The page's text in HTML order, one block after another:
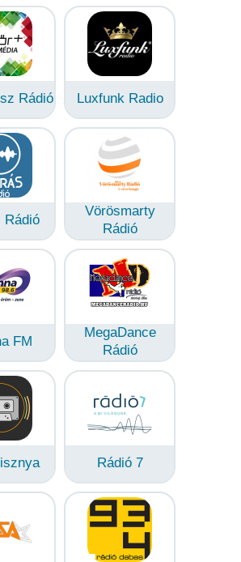
Rádió Luxfunk Radio
Rádió
Vörösmarty
Rádió
FM
MegaDance
Rádió
Rádió 7